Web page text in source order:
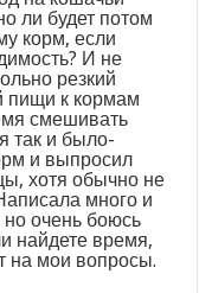
ли будет потом
корм, если
И не
резкий
пищи к кормам
смешивать
так и было-
и выпросил
хотя обычно не
много и
очень боюсь
найдете время,
на мои вопросы.